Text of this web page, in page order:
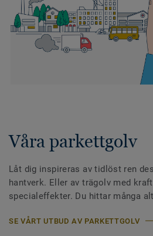
Våra parkettgolv
Låt dig inspireras av tidlöst ren
hantverk. Eller av trägolv med
specialeffekter. Du hittar många
SE VÅRT UTBUD AV PARKETTGOLV